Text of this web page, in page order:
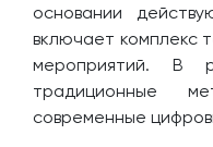
основании
включает комплекс
мероприятий. В
традиционные
современные